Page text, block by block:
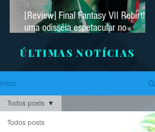
[Review] Final Fantasy VII Rebirth é
uma odisséia espetacular no
ÚLTIMAS NOTÍCIAS
Início
Todos posts
Todos posts